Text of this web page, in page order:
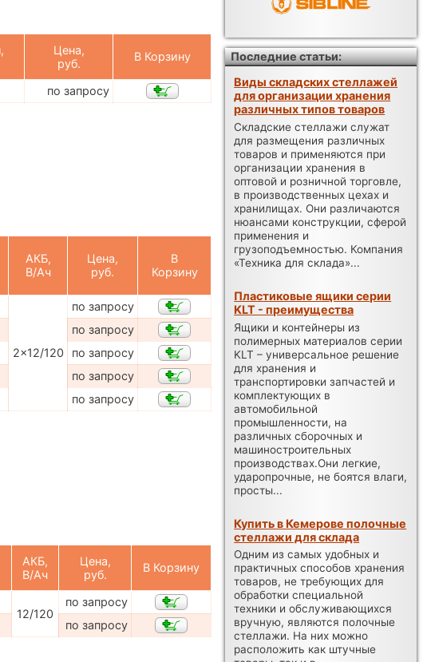
Цена,
руб.
В Корзину
по запросу
АКБ,
В/Ач
Цена,
руб.
В
Корзину
2x12/120
по запросу
по запросу
по запросу
по запросу
по запросу
АКБ,
В/Ач
Цена,
руб.
В Корзину
12/120
по запросу
по запросу
Последние статьи:
Виды складских стеллажей
для организации хранения
различных типов товаров
Складские стеллажи служат
для размещения различных
товаров и применяются при
организации хранения в
оптовой и розничной торговле,
в производственных цехах и
хранилищах. Они различаются
нюансами конструкции, сферой
применения и
грузоподъемностью. Компания
«Техника для склада»...
Пластиковые ящики серии
KLT - преимущества
Ящики и контейнеры из
полимерных материалов серии
KLT – универсальное решение
для хранения и
транспортировки запчастей и
комплектующих в
автомобильной
промышленности, на
различных сборочных и
машиностроительных
производствах.Они легкие,
ударопрочные, не боятся влаги,
просты...
Купить в Кемерове полочные
стеллажи для склада
Одним из самых удобных и
практичных способов хранения
товаров, не требующих для
обработки специальной
техники и обслуживающихся
вручную, являются полочные
стеллажи. На них можно
расположить как штучные